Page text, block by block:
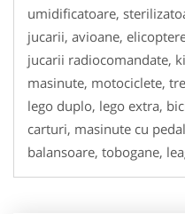
umidificatoare,
jucarii, avioane,
jucarii radiocomandate,
masinute, motociclete,
lego duplo, lego extra,
carturi, masinute cu
balansoare, tobogane,